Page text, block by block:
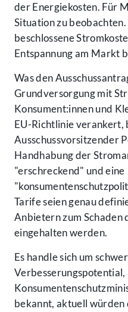
der Energiekosten. Für
Situation zu
beschlossene
Entspannung am Markt
Was den
Grundversorgung mit
Konsument:innen und
EU-Richtlinie verankert,
Ausschussvorsitzender
Handhabung der
"erschreckend" und eine
Tarife seien genau
Anbietern zum Schaden
eingehalten werden.
Es handle sich um
bekannt, aktuell würden